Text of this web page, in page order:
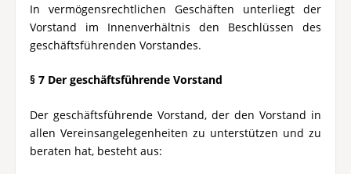
In vermögensrechtlichen Geschäften unterliegt der
Vorstand im Innenverhältnis den Beschlüssen des
geschäftsführenden Vorstandes.
§ 7 Der geschäftsführende Vorstand
Der geschäftsführende Vorstand, der den Vorstand in
allen Vereinsangelegenheiten zu unterstützen und zu
beraten hat, besteht aus: